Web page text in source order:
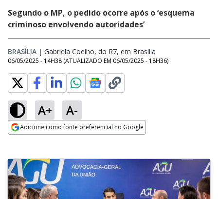
Segundo o MP, o pedido ocorre após o ‘esquema
criminoso envolvendo autoridades’
BRASÍLIA | Gabriela Coelho, do R7, em Brasília
06/05/2025 - 14H38 (ATUALIZADO EM 06/05/2025 - 18H36)
A+ A-
Adicione como fonte preferencial no Google